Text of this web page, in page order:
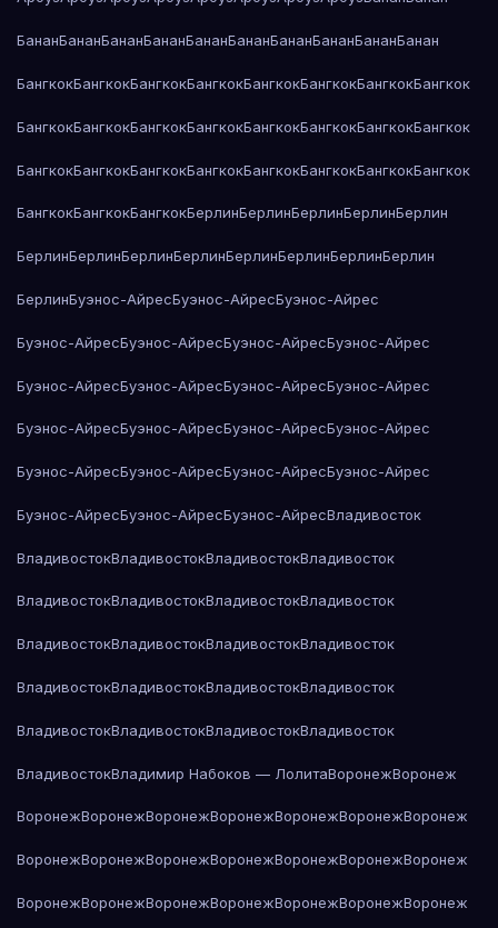
БананБананБананБананБананБананБананБананБананБанан
БангкокБангкокБангкокБангкокБангкокБангкокБангкокБангкок
БангкокБангкокБангкокБангкокБангкокБангкокБангкокБангкок
БангкокБангкокБангкокБангкокБангкокБангкокБангкокБангкок
БангкокБангкокБангкокБерлинБерлинБерлинБерлинБерлин
БерлинБерлинБерлинБерлинБерлинБерлинБерлинБерлин
БерлинБуэнос-АйресБуэнос-АйресБуэнос-Айрес
Буэнос-АйресБуэнос-АйресБуэнос-АйресБуэнос-Айрес
Буэнос-АйресБуэнос-АйресБуэнос-АйресБуэнос-Айрес
Буэнос-АйресБуэнос-АйресБуэнос-АйресБуэнос-Айрес
Буэнос-АйресБуэнос-АйресБуэнос-АйресБуэнос-Айрес
Буэнос-АйресБуэнос-АйресБуэнос-АйресВладивосток
ВладивостокВладивостокВладивостокВладивосток
ВладивостокВладивостокВладивостокВладивосток
ВладивостокВладивостокВладивостокВладивосток
ВладивостокВладивостокВладивостокВладивосток
ВладивостокВладивостокВладивостокВладивосток
ВладивостокВладимир Набоков — ЛолитаВоронежВоронеж
ВоронежВоронежВоронежВоронежВоронежВоронежВоронеж
ВоронежВоронежВоронежВоронежВоронежВоронежВоронеж
ВоронежВоронежВоронежВоронежВоронежВоронежВоронеж